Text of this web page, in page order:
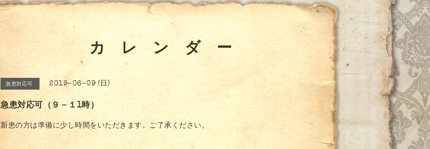
カ レ ン ダ ー
急患対応可 2019-06-09 (日)
急患対応可（９－１1時）
新患の方は準備に少し時間をいただきます。ご了承ください。